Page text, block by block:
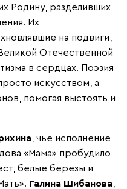
Родину, разделивших
Их
на подвиги,
Отечественной
в сердцах. Поэзия
искусством, а
помогая выстоять и
, чье исполнение
«Мама» пробудило
белые березы и
Галина Шибанова